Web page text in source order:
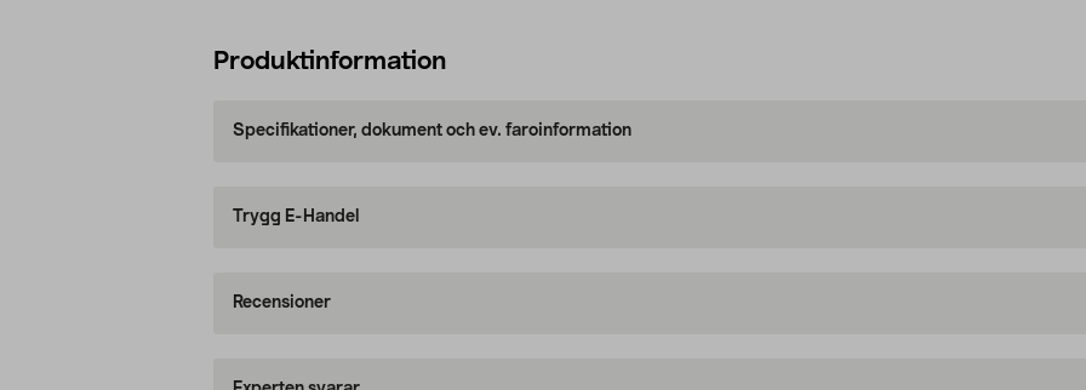
Produktinformation
Specifikationer, dokument och ev. faroinformation
Trygg E-Handel
Recensioner